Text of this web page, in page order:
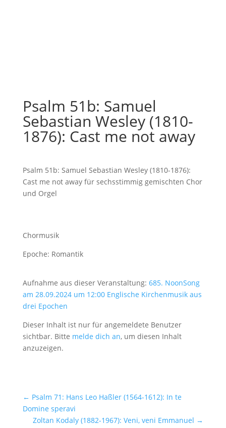
Psalm 51b: Samuel
Sebastian Wesley (1810-
1876): Cast me not away
Psalm 51b: Samuel Sebastian Wesley (1810-1876):
Cast me not away für sechsstimmig gemischten Chor
und Orgel
Chormusik
Epoche: Romantik
Aufnahme aus dieser Veranstaltung: 685. NoonSong
am 28.09.2024 um 12:00 Englische Kirchenmusik aus
drei Epochen
Dieser Inhalt ist nur für angemeldete Benutzer
sichtbar. Bitte melde dich an, um diesen Inhalt
anzuzeigen.
← Psalm 71: Hans Leo Haßler (1564-1612): In te
Domine speravi
Zoltan Kodaly (1882-1967): Veni, veni Emmanuel →